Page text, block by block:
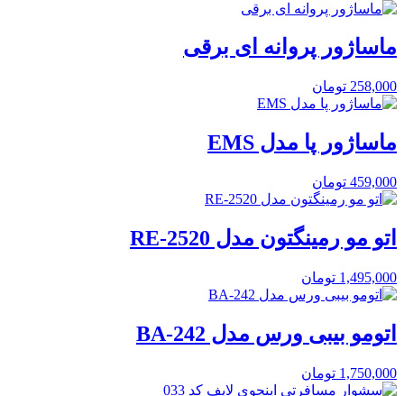
ماساژور پروانه ای برقی
258,000 تومان
ماساژور پا مدل EMS
459,000 تومان
اتو مو رمینگتون مدل RE-2520
1,495,000 تومان
اتومو بیبی ورس مدل BA-242
1,750,000 تومان